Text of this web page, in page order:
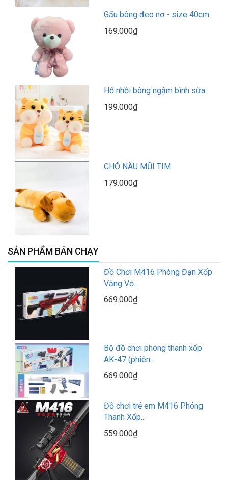
Gấu bông đeo nơ - size 40cm
169.000₫
Hổ nhồi bông ngậm bình sữa
199.000₫
CHÓ NÂU MŨI TIM
179.000₫
SẢN PHẨM BÁN CHẠY
Đồ Chơi M416 Phóng Đạn Xốp
Văng Vỏ...
669.000₫
Bộ đồ chơi phóng thanh xốp
AK-47 (phiên...
669.000₫
Đồ chơi trẻ em M416 Phóng
Thanh Xốp...
559.000₫